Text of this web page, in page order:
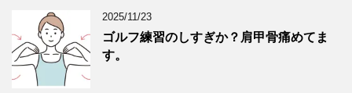
2025/11/23
ゴルフ練習のしすぎか？肩甲骨痛めてま
す。